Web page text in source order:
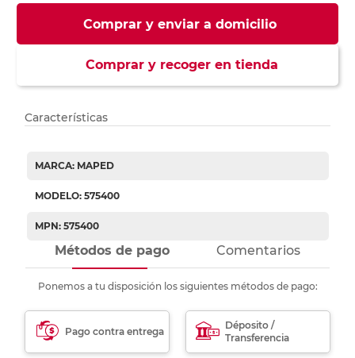
Comprar y enviar a domicilio
Comprar y recoger en tienda
Características
MARCA: MAPED
MODELO: 575400
MPN: 575400
Métodos de pago Comentarios
Ponemos a tu disposición los siguientes métodos de pago:
Pago contra entrega
Déposito /
Transferencia